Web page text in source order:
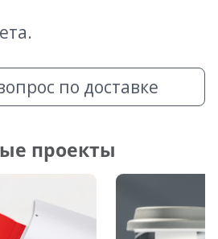
по доставке
проекты